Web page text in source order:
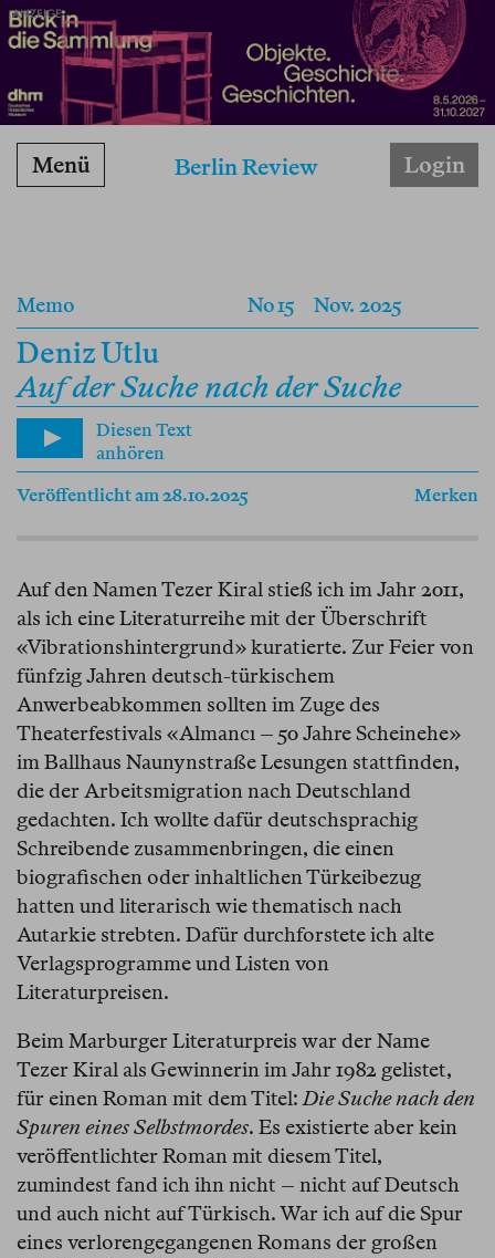
ANZEIGE
Berlin Review
Menü Login
Memo No 15 Nov. 2025
Deniz Utlu
Auf der Suche nach der Suche
Diesen Text
anhören
Veröffentlicht am 28.10.2025
Merken
Auf den Namen Tezer Kiral stieß ich im Jahr 2011,
als ich eine Literaturreihe mit der Überschrift
«Vibrationshintergrund» kuratierte. Zur Feier von
fünfzig Jahren deutsch-türkischem
Anwerbeabkommen sollten im Zuge des
Theaterfestivals «Almancı – 50 Jahre Scheinehe»
im Ballhaus Naunynstraße Lesungen stattfinden,
die der Arbeitsmigration nach Deutschland
gedachten. Ich wollte dafür deutschsprachig
Schreibende zusammenbringen, die einen
biografischen oder inhaltlichen Türkeibezug
hatten und literarisch wie thematisch nach
Autarkie strebten. Dafür durchforstete ich alte
Verlagsprogramme und Listen von
Literaturpreisen.
Beim Marburger Literaturpreis war der Name
Tezer Kiral als Gewinnerin im Jahr 1982 gelistet,
für einen Roman mit dem Titel:Die Suche nach den
Spuren eines Selbstmordes. Es existierte aber kein
veröffentlichter Roman mit diesem Titel,
zumindest fand ich ihn nicht – nicht auf Deutsch
und auch nicht auf Türkisch. War ich auf die Spur
eines verlorengegangenen Romans der großen